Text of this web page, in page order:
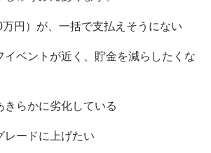
円）が、一括で支払えそうにない
イベントが近く、貯金を減らしたくな
きらかに劣化している
レードに上げたい